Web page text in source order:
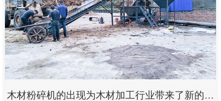
木材粉碎机的出现为木材加工行业带来了新的变